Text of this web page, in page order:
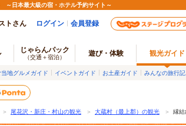
日本最大級の宿・ホテル予約サイト～
トさん ログイン 会員登録
じゃらんパック
（交通＋宿泊） 遊び・体験 観光ガイド
当地グルメガイド イベントガイド お土産ガイド みんなの旅行記
＞ 尾花沢・新庄・村山の観光 ＞ 大蔵村（最上郡）の観光 ＞ 縁結